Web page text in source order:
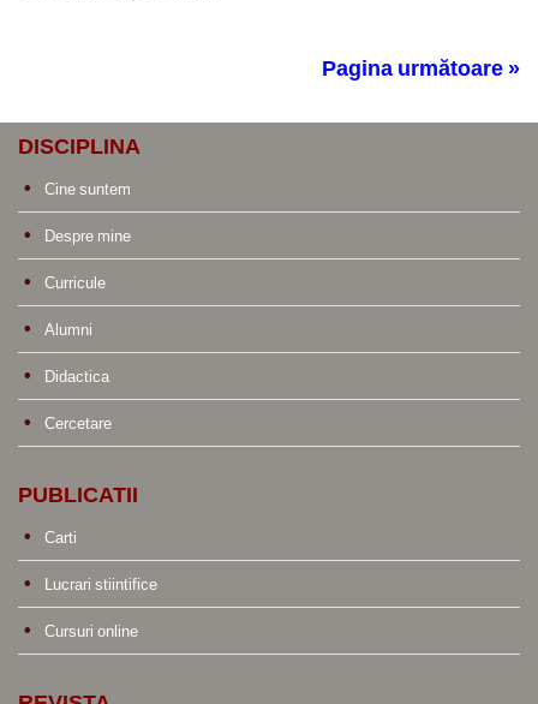
Pagina următoare »
DISCIPLINA
Cine suntem
Despre mine
Curricule
Alumni
Didactica
Cercetare
PUBLICATII
Carti
Lucrari stiintifice
Cursuri online